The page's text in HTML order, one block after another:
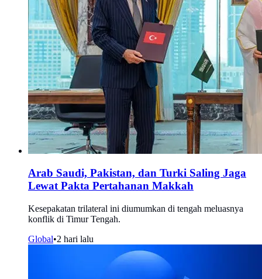
Arab Saudi, Pakistan, dan Turki Saling Jaga
Lewat Pakta Pertahanan Makkah
Kesepakatan trilateral ini diumumkan di tengah meluasnya
konflik di Timur Tengah.
Global•2 hari lalu